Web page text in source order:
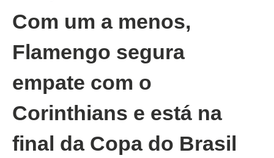
Com um a menos,
Flamengo segura
empate com o
Corinthians e está na
final da Copa do Brasil